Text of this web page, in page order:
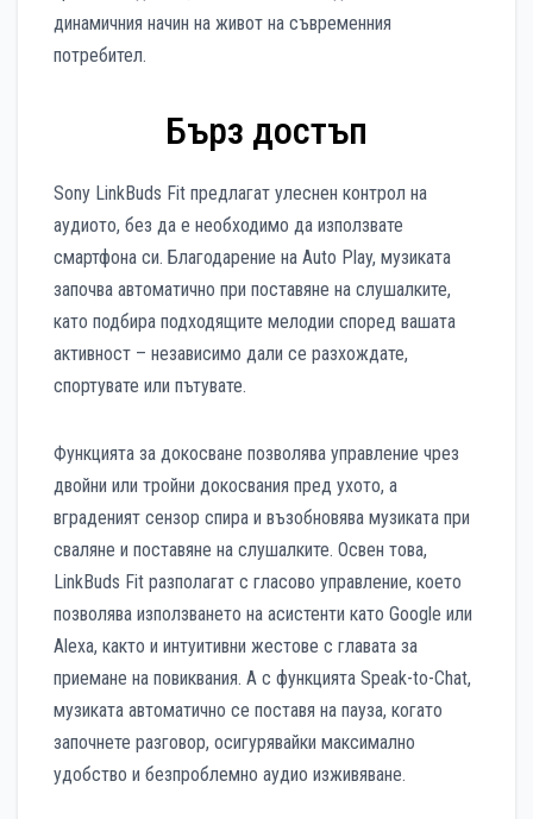
динамичния начин на живот на съвременния
потребител.
Бърз достъп
Sony LinkBuds Fit предлагат улеснен контрол на
аудиото, без да е необходимо да използвате
смартфона си. Благодарение на Auto Play, музиката
започва автоматично при поставяне на слушалките,
като подбира подходящите мелодии според вашата
активност – независимо дали се разхождате,
спортувате или пътувате.
Функцията за докосване позволява управление чрез
двойни или тройни докосвания пред ухото, а
вграденият сензор спира и възобновява музиката при
сваляне и поставяне на слушалките. Освен това,
LinkBuds Fit разполагат с гласово управление, което
позволява използването на асистенти като Google или
Alexa, както и интуитивни жестове с главата за
приемане на повиквания. А с функцията Speak-to-Chat,
музиката автоматично се поставя на пауза, когато
започнете разговор, осигурявайки максимално
удобство и безпроблемно аудио изживяване.